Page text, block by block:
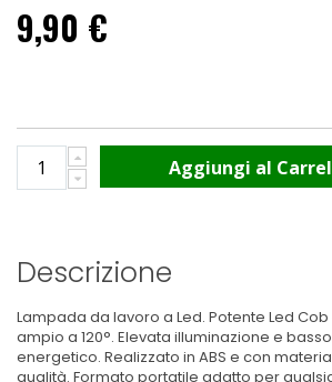
9,90 €
Aggiungi al
Descrizione
Lampada da lavoro a Led. Potente Led
ampio a 120°. Elevata illuminazione e
energetico. Realizzato in ABS e con
qualità. Formato portatile adatto per